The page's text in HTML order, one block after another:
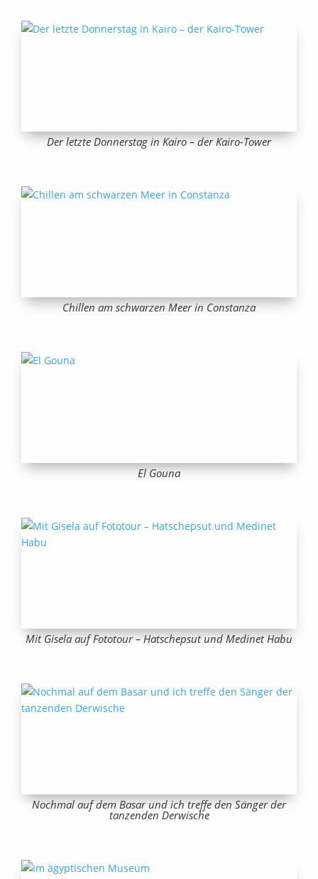
Der letzte Donnerstag in Kairo – der Kairo-Tower
Chillen am schwarzen Meer in Constanza
El Gouna
Mit Gisela auf Fototour – Hatschepsut und Medinet Habu
Nochmal auf dem Basar und ich treffe den Sänger der
tanzenden Derwische